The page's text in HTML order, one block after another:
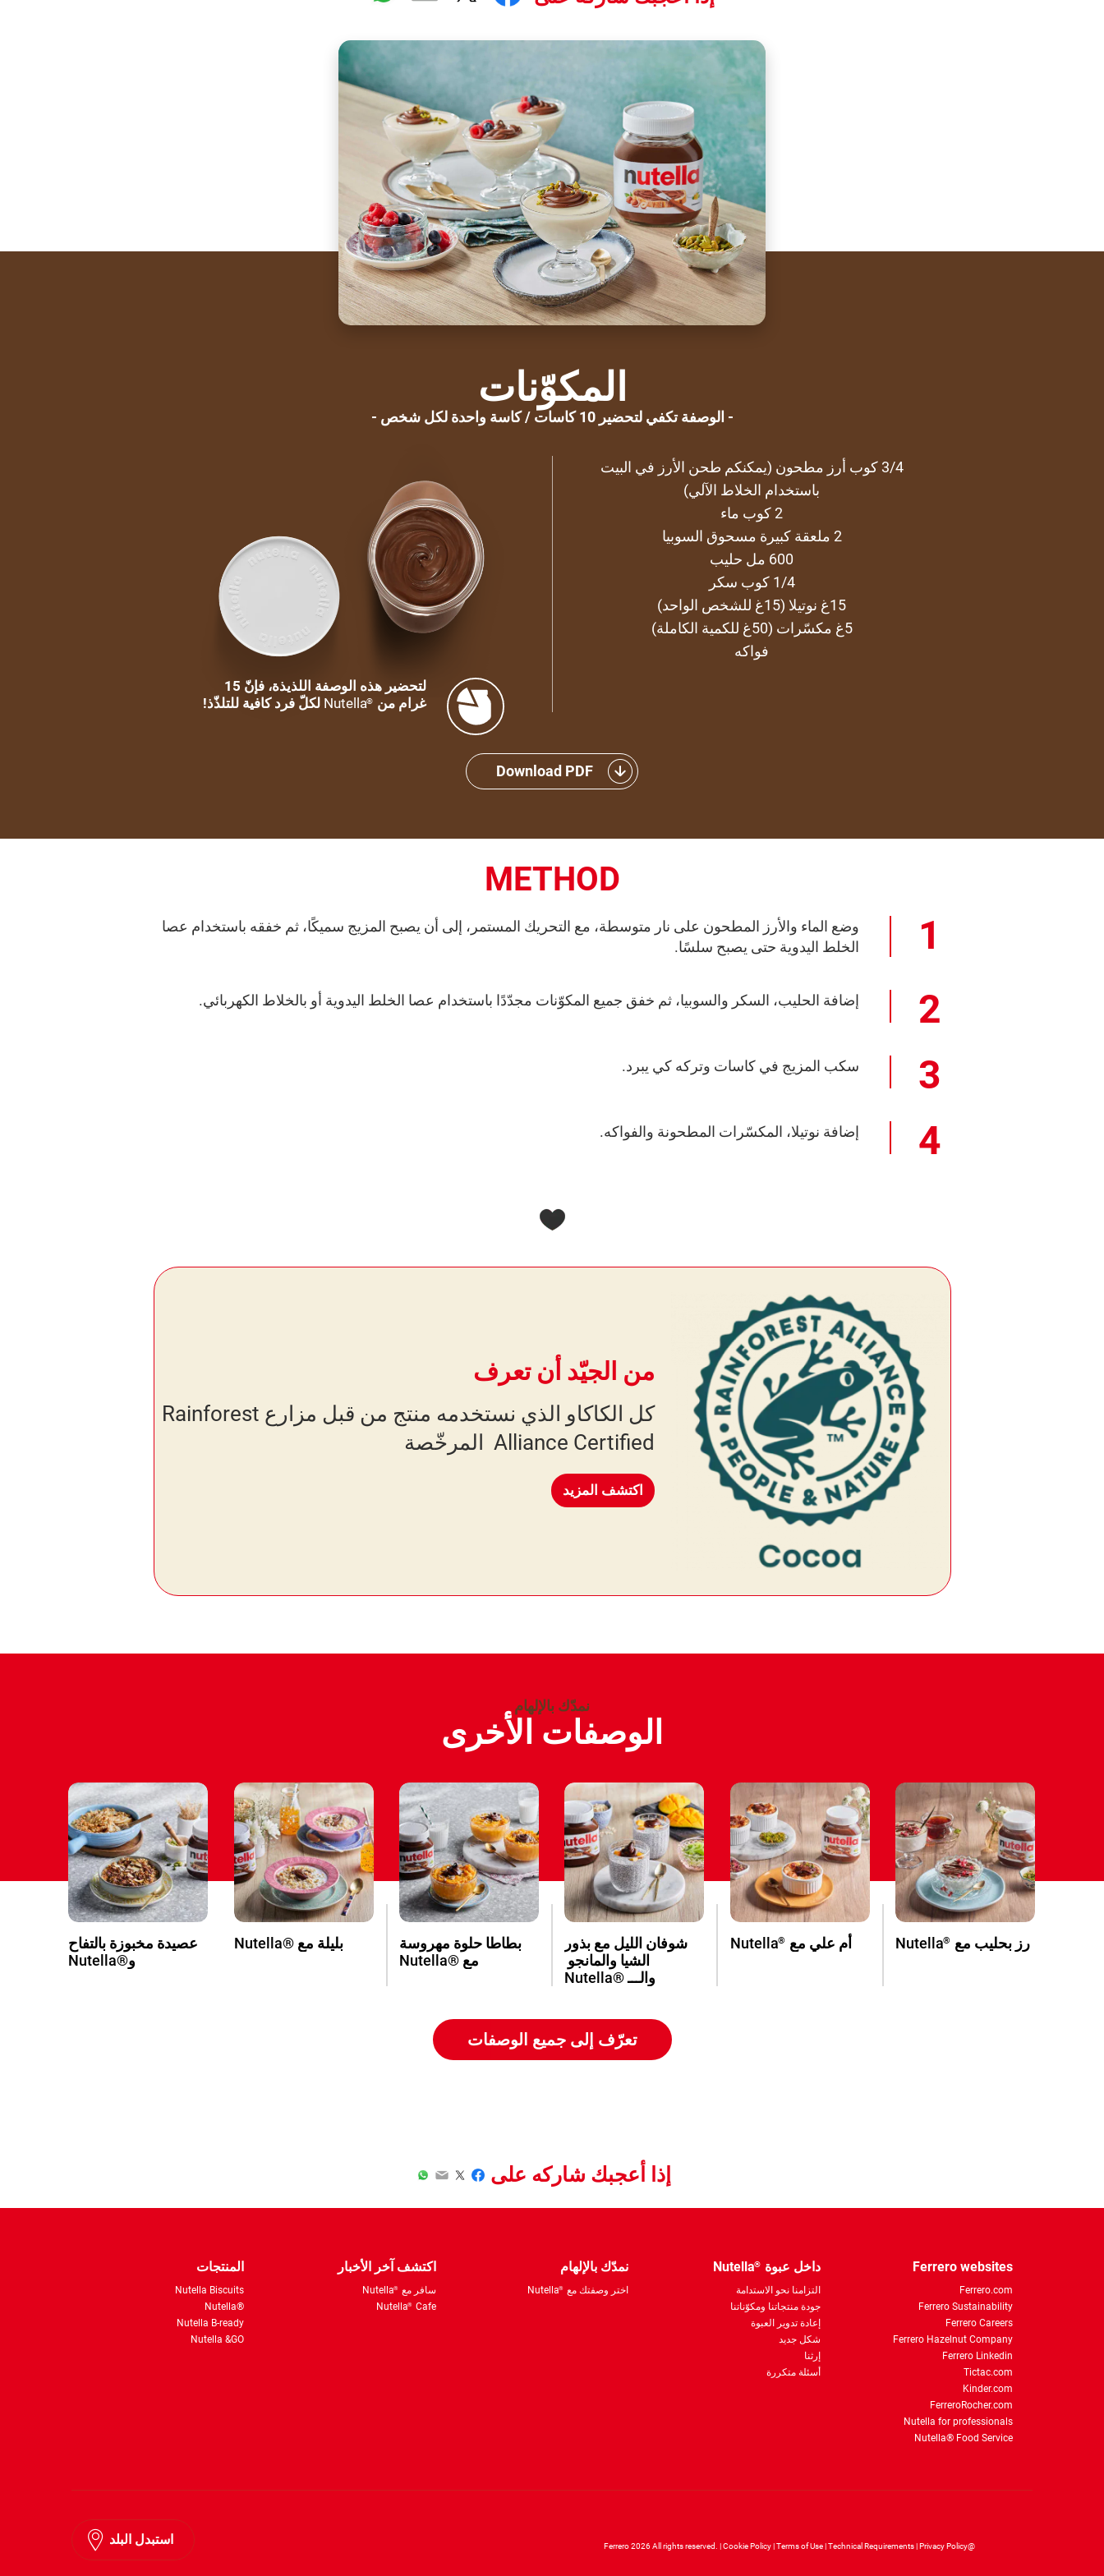
المكوّنات
الوصفة تكفي لتحضير 10 كاسات / كاسة واحدة لكل شخص
3/4 كوب أرز مطحون (يمكنكم طحن الأرز في البيت
باستخدام الخلاط الآلي)
2 كوب ماء
2 ملعقة كبيرة مسحوق السوبيا
600 مل حليب
1/4 كوب سكر
15غ نوتيلا (15غ للشخص الواحد)
5غ مكسّرات (50غ للكمية الكاملة)
فواكه
لتحضير هذه الوصفة اللذيذة، فإنّ 15
غرام من ®
Nutella لكلّ فرد كافية للتلذّذ!
Download PDF
METHOD
وضع الماء والأرز المطحون على نار متوسطة، مع التحريك المستمر، إلى أن يصبح المزيج سميكًا، ثم خفقه باستخدام عصا
الخلط اليدوية حتى يصبح سلسًا.
إضافة الحليب، السكر والسوبيا، ثم خفق جميع المكوّنات مجدّدًا باستخدام عصا الخلط اليدوية أو بالخلاط الكهربائي.
سكب المزيج في كاسات وتركه كي يبرد.
إضافة نوتيلا، المكسّرات المطحونة والفواكه.
من الجيّد أن تعرف
كل الكاكاو الذي نستخدمه منتج من قبل مزارع Rainforest
Alliance Certified المرخّصة
اكتشف المزيد
نمدّك بالإلهام
الوصفات الأخرى
رز بحليب مع ®
Nutella أم علي مع ®
Nutella
شوفان الليل مع بذور
الشيا والمانجو
والـــ ®Nutella
بطاطا حلوة مهروسة
مع ®Nutella
بليلة مع ®Nutella
عصيدة مخبوزة بالتفاح
و®Nutella
تعرّف إلى جميع الوصفات
إذا أعجبك شاركه على Facebook
Twitter
Email
WhatsApp
Ferrero websites
Ferrero.com
Ferrero Sustainability
Ferrero Careers
Ferrero Hazelnut Company
Ferrero Linkedin
Tictac.com
Kinder.com
FerreroRocher.com
Nutella for professionals
Nutella® Food Service
داخل عبوة ®
Nutella
التزامنا نحو الاستدامة
جودة منتجاتنا ومكوّناتنا
إعادة تدوير العبوة
شكل جديد
إرثنا
أسئلة متكررة
نمدّك بالإلهام
اختر وصفتك مع ®
Nutella
اكتشف آخر الأخبار
سافر مع ®
Nutella
Nutella® Cafe
المنتجات
Nutella Biscuits
®Nutella
Nutella B-ready
Nutella &GO
استبدل البلد @Ferrero 2026 All rights reserved.
Cookie Policy Terms of Use Technical Requirements Privacy Policy